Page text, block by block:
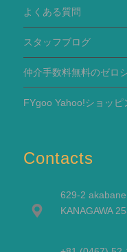
よくある質問
スタッフブログ
仲介手数料無料のゼロ
FYgoo Yahoo!ショッピ
Contacts
629-2
KANAGAWA